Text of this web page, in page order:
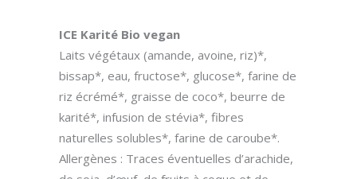
ICE Karité Bio vegan
Laits végétaux (amande, avoine, riz)*,
bissap*, eau, fructose*, glucose*, farine de
riz écrémé*, graisse de coco*, beurre de
karité*, infusion de stévia*, fibres
naturelles solubles*, farine de caroube*.
Allergènes : Traces éventuelles d’arachide,